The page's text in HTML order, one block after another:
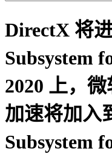
DirectX 将
Subsystem
2020 上，
加速将加入
Subsystem